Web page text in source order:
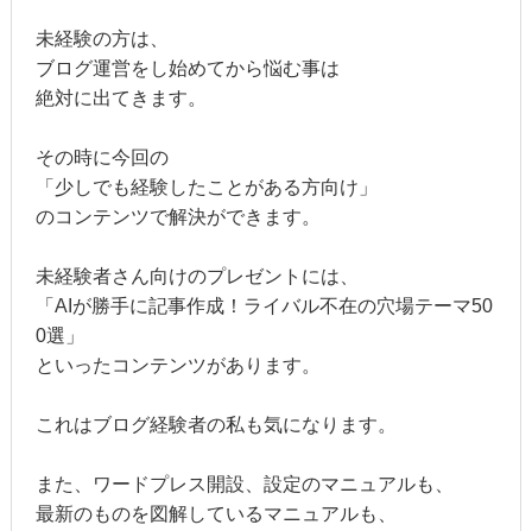
未経験の方は、
ブログ運営をし始めてから悩む事は
絶対に出てきます。
その時に今回の
「少しでも経験したことがある方向け」
のコンテンツで解決ができます。
未経験者さん向けのプレゼントには、
「AIが勝手に記事作成！ライバル不在の穴場テーマ50
0選」
といったコンテンツがあります。
これはブログ経験者の私も気になります。
また、ワードプレス開設、設定のマニュアルも、
最新のものを図解しているマニュアルも、